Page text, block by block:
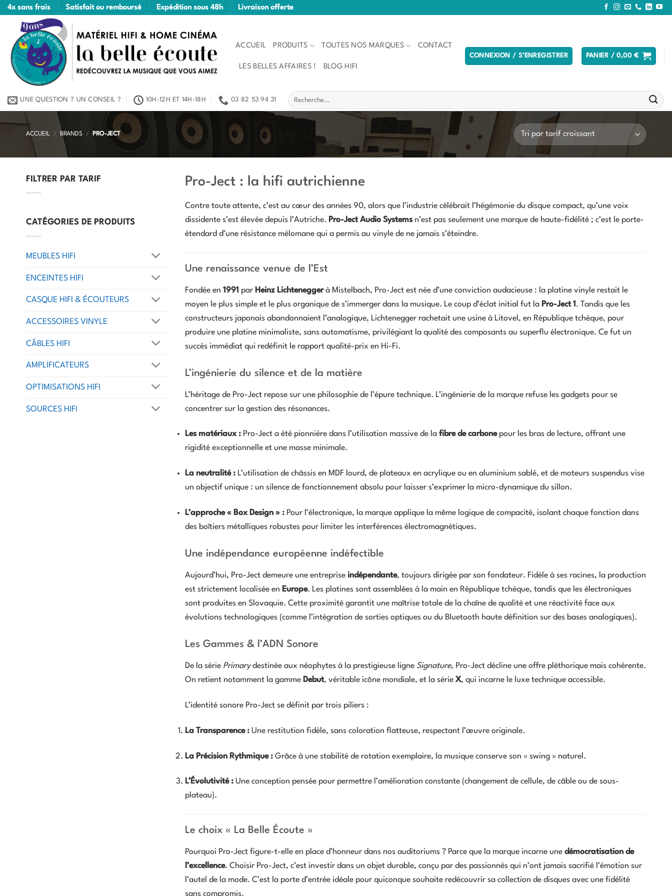
Passer
contenu
4x sans frais Satisfait ou remboursé Expédition sous 48h Livraison offerte
ACCUEIL PRODUITS TOUTES NOS MARQUES CONTACT
LES BELLES AFFAIRES ! BLOG HIFI
CONNEXION / S’ENREGISTRER PANIER /0,00 €
UNE QUESTION ? UN CONSEIL ? 10H-12H ET 14H-18H 03 82 53 94 31
Recherche
pour :
ACCUEIL / BRANDS / PRO-JECT
FILTRER PAR TARIF
CATÉGORIES DE PRODUITS
MEUBLES HIFI
ENCEINTES HIFI
CASQUE HIFI & ÉCOUTEURS
ACCESSOIRES VINYLE
CÂBLES HIFI
AMPLIFICATEURS
OPTIMISATIONS HIFI
SOURCES HIFI
Pro-Ject : la hifi autrichienne
Contre toute attente, c’est au cœur des années 90, alors que l’industrie célébrait l’hégémonie du disque compact, qu’une voix
dissidente s’est élevée depuis l’Autriche. Pro-Ject Audio Systemsn’est pas seulement une marque de haute-fidélité ; c’est le porte-
étendard d’une résistance mélomane qui a permis au vinyle de ne jamais s’éteindre.
Une renaissance venue de l’Est
Fondée en 1991 par Heinz Lichteneggerà Mistelbach, Pro-Ject est née d’une conviction audacieuse : la platine vinyle restait le
moyen le plus simple et le plus organique de s’immerger dans la musique. Le coup d’éclat initial fut la Pro-Ject 1 . Tandis que les
constructeurs japonais abandonnaient l’analogique, Lichtenegger rachetait une usine à Litovel, en République tchèque, pour
produire une platine minimaliste, sans automatisme, privilégiant la qualité des composants au superflu électronique. Ce fut un
succès immédiat qui redéfinit le rapport qualité-prix en Hi-Fi.
L’ingénierie du silence et de la matière
L’héritage de Pro-Ject repose sur une philosophie de l’épure technique. L’ingénierie de la marque refuse les gadgets pour se
concentrer sur la gestion des résonances.
Les matériaux :Pro-Ject a été pionnière dans l’utilisation massive de la fibre de carbonepour les bras de lecture, offrant une
rigidité exceptionnelle et une masse minimale.
La neutralité :L’utilisation de châssis en MDF lourd, de plateaux en acrylique ou en aluminium sablé, et de moteurs suspendus vise
un objectif unique : un silence de fonctionnement absolu pour laisser s’exprimer la micro-dynamique du sillon.
L’approche « Box Design » :Pour l’électronique, la marque applique la même logique de compacité, isolant chaque fonction dans
des boîtiers métalliques robustes pour limiter les interférences électromagnétiques.
Une indépendance européenne indéfectible
Aujourd’hui, Pro-Ject demeure une entreprise indépendante, toujours dirigée par son fondateur. Fidèle à ses racines, la production
est strictement localisée en Europe. Les platines sont assemblées à la main en République tchèque, tandis que les électroniques
sont produites en Slovaquie. Cette proximité garantit une maîtrise totale de la chaîne de qualité et une réactivité face aux
évolutions technologiques (comme l’intégration de sorties optiques ou du Bluetooth haute définition sur des bases analogiques).
Les Gammes & l’ADN Sonore
De la série Primarydestinée aux néophytes à la prestigieuse ligne Signature, Pro-Ject décline une offre pléthorique mais cohérente.
On retient notamment la gamme Debut, véritable icône mondiale, et la série X, qui incarne le luxe technique accessible.
L’identité sonore Pro-Ject se définit par trois piliers :
La Transparence :Une restitution fidèle, sans coloration flatteuse, respectant l’œuvre originale.
La Précision Rythmique :Grâce à une stabilité de rotation exemplaire, la musique conserve son « swing » naturel.
L’Évolutivité :Une conception pensée pour permettre l’amélioration constante (changement de cellule, de câble ou de sous-
plateau).
Le choix « La Belle Écoute »
Pourquoi Pro-Ject figure-t-elle en place d’honneur dans nos auditoriums ? Parce que la marque incarne une démocratisation de
l’excellence. Choisir Pro-Ject, c’est investir dans un objet durable, conçu par des passionnés qui n’ont jamais sacrifié l’émotion sur
l’autel de la mode. C’est la porte d’entrée idéale pour quiconque souhaite redécouvrir sa collection de disques avec une fidélité
sans compromis.